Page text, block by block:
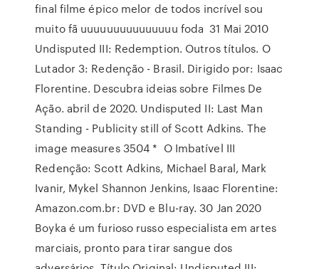
final filme épico melor de todos incrível sou
muito fã uuuuuuuuuuuuuuu foda 31 Mai 2010
Undisputed III: Redemption. Outros títulos. O
Lutador 3: Redenção - Brasil. Dirigido por: Isaac
Florentine. Descubra ideias sobre Filmes De
Ação. abril de 2020. Undisputed II: Last Man
Standing - Publicity still of Scott Adkins. The
image measures 3504 * O Imbatível III
Redenção: Scott Adkins, Michael Baral, Mark
Ivanir, Mykel Shannon Jenkins, Isaac Florentine:
Amazon.com.br: DVD e Blu-ray. 30 Jan 2020
Boyka é um furioso russo especialista em artes
marciais, pronto para tirar sangue dos